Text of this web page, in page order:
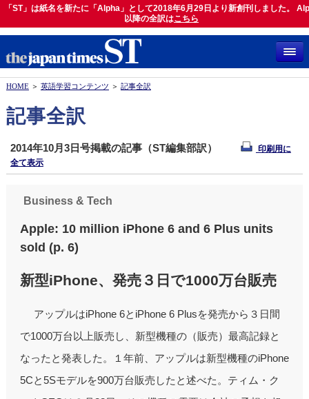
「ST」は紙名を新たに「Alpha」として2018年6月29日より新創刊しました。
以降の全訳はこちら
「ST」は紙名を新たに「Alpha」として2018年6月29日より新創刊しました。
以降の全訳はこちら
HOME＞ 英語学習コンテンツ ＞ 記事全訳
記事全訳
2014年10月3日号掲載の記事（ST編集部訳）
印刷用に
全て表示
Business & Tech
Apple: 10 million iPhone 6 and 6 Plus units
sold (p. 6)
新型iPhone、発売３日で1000万台販売
アップルはiPhone 6とiPhone 6 Plusを発売から３日間
で1000万台以上販売し、新型機種の（販売）最高記録と
なったと発表した。１年前、アップルは新型機種のiPhone
5Cと5Sモデルを900万台販売したと述べた。ティム・ク